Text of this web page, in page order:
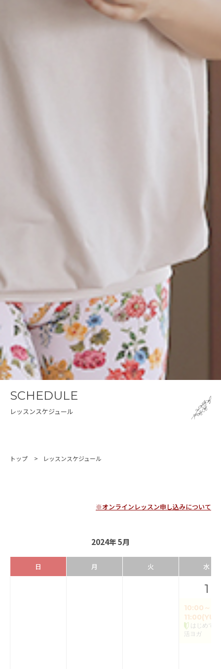
SCHEDULE
レッスンスケジュール
トップ レッスンスケジュール
※オンラインレッスン申し込みについて
2024年 5月
日 月 火 水
1
10:00～
はじめて
活ヨガ